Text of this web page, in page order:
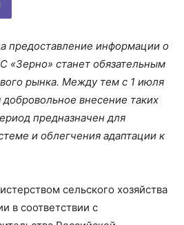
предоставление информации о
«Зерно» станет обязательным
рынка. Между тем с 1 июля
внесение таких
предназначен для
и облегчения адаптации к
сельского хозяйства
в соответствии с